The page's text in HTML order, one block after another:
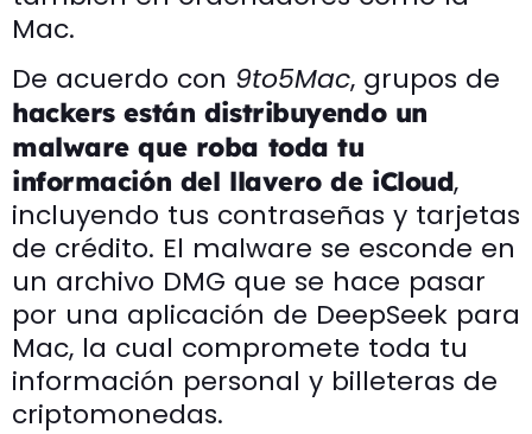
Mac.
De acuerdo con 9to5Mac, grupos de
hackers están distribuyendo un
malware que roba toda tu
información del llavero de iCloud,
incluyendo tus contraseñas y tarjetas
de crédito. El malware se esconde en
un archivo DMG que se hace pasar
por una aplicación de DeepSeek para
Mac, la cual compromete toda tu
información personal y billeteras de
criptomonedas.